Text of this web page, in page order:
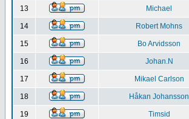
13 Michael
14 Robert Mohns
15 Bo Arvidsson
16 Johan.N
17 Mikael Carlson
18 Håkan Johansson
19 Timsid